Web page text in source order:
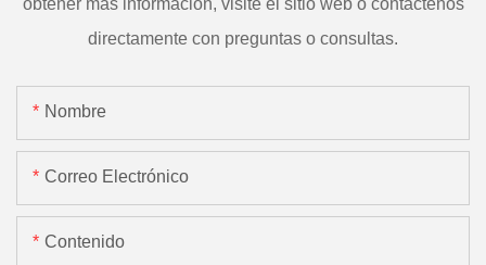
directamente con preguntas o consultas.
Nombre
Correo Electrónico
Contenido